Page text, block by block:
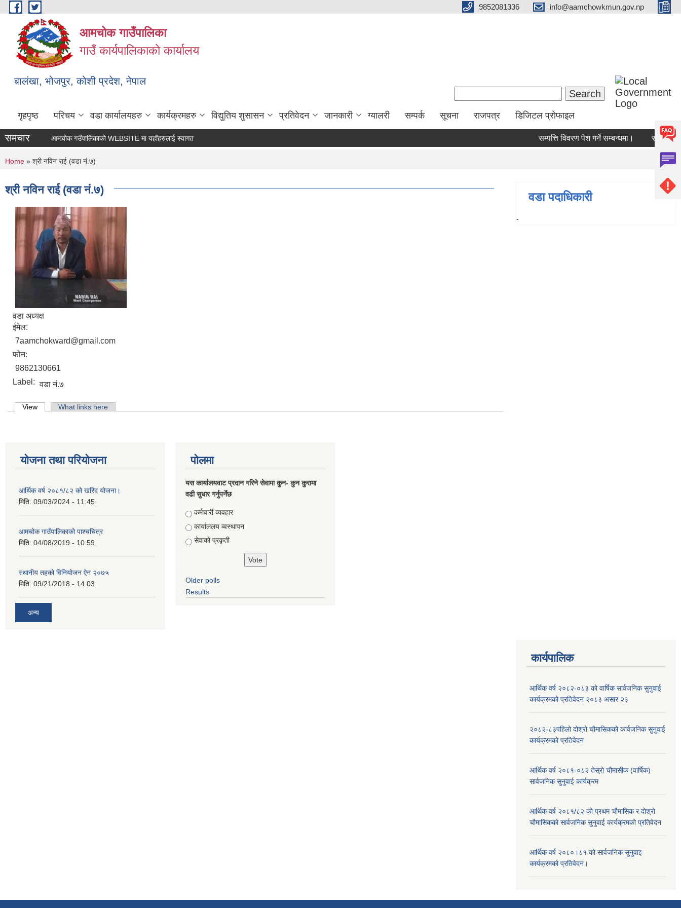
Skip to main content 9852081336 info@aamchowkmun.gov.np
आमचोक गाउँपालिका
गाउँ कार्यपालिकाको कार्यालय
बालंखा, भोजपुर, कोशी प्रदेश, नेपाल
गृहपृष्ठ परिचय वडा कार्यालयहरु कार्यक्रमहरु विद्युतिय शुसासन प्रतिवेदन जानकारी ग्यालरी सम्पर्क सूचना राजपत्र डिजिटल प्रोफाइल
आमचोक गउँपालिकाको WEBSITE मा यहाँहरुलाई स्वागत छ ।
समचार सम्पत्ति विवरण पेश गर्ने सम्बन्धमा। सामाजिक
You are here
Home » श्री नविन राई (वडा नं.७)
श्री नविन राई (वडा नं.७)
वडा अध्यक्ष
ईमेल:
7aamchokward@gmail.com
फोन:
9862130661
Label: वडा नं.७
Primary tabs
View (active tab)What links here
वडा पदाधिकारी
-
योजना तथा परियोजना
आर्थिक वर्ष २०८१/८२ को खरिद योजना।
मिति: 09/03/2024 - 11:45
आमचोक गाउँपालिकाको पाश्चचित्र
मिति: 04/08/2019 - 10:59
स्थानीय तहको विनियोजन ऐन २०७५
मिति: 09/21/2018 - 14:03
अन्य
पोलमा
यस कार्यालयवाट प्रदान गरिने सेवामा कुन- कुन कुरामा
वढी सुधार गर्नुपर्नेछ
Choices
कर्मचारी व्यवहार
कार्याललय व्वस्थापन
सेवाको प्रकृती
Older polls
Results
कार्यपालिक
आर्थिक वर्ष २०८२-०८३ को वार्षिक सार्वजनिक सुनुवाई
कार्यक्रमको प्रतिवेदन २०८३ असार २३
२०८२-८३पहिलो दोश्रो चौमासिकको कार्वजनिक सुनुवाई
कार्यक्रमको प्रतिवेदन
आर्थिक वर्ष २०८१-०८२ तेस्रो चौमासीक (वार्षिक)
सार्वजनिक सुनुवाई कार्यक्रम
आर्थिक वर्ष २०८१/८२ को प्रथम चौमासिक र दोश्रो
चौमासिकको सार्वजनिक सुनुवाई कार्यक्रमको प्रतिवेदन
आर्थिक वर्ष २०८०।८१ को सार्वजनिक सुनुवाइ
कार्यक्रमको प्रतिवेदन।